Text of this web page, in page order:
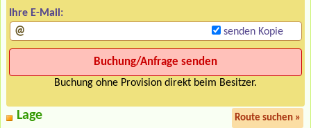
Ihre E-Mail:
senden Kopie
Buchung ohne Provision direkt beim Besitzer.
Lage Route suchen »